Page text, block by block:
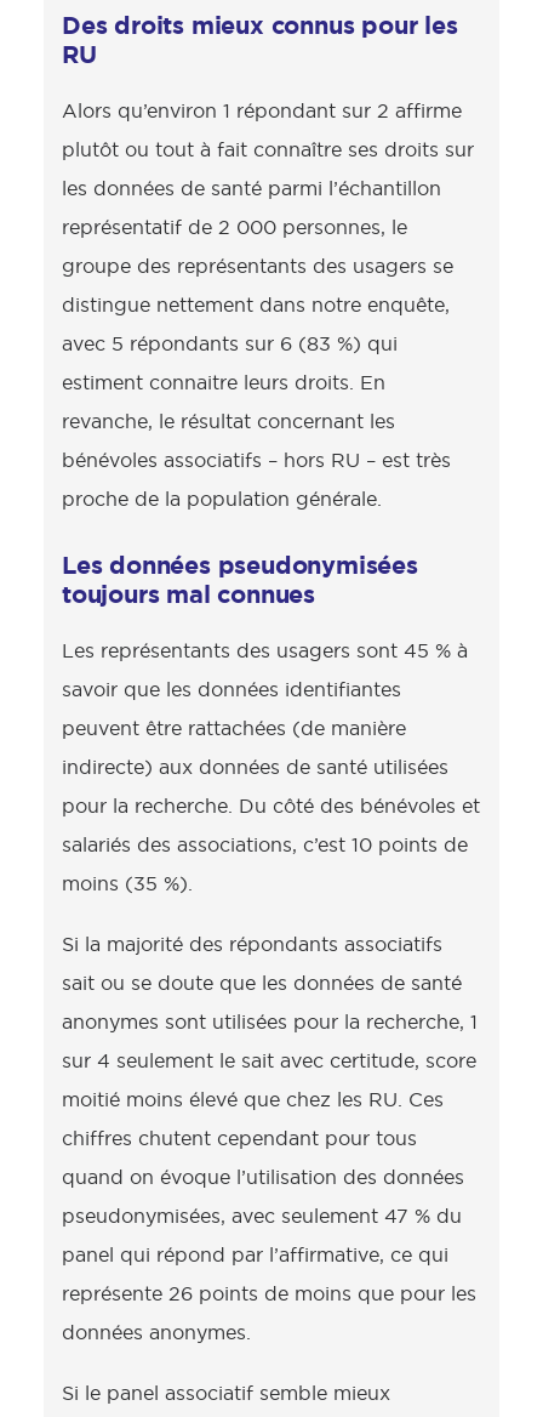
Des droits mieux connus pour les
RU
Alors qu’environ 1 répondant sur 2 affirme
plutôt ou tout à fait connaître ses droits sur
les données de santé parmi l’échantillon
représentatif de 2 000 personnes, le
groupe des représentants des usagers se
distingue nettement dans notre enquête,
avec 5 répondants sur 6 (83 %) qui
estiment connaitre leurs droits. En
revanche, le résultat concernant les
bénévoles associatifs – hors RU – est très
proche de la population générale.
Les données pseudonymisées
toujours mal connues
Les représentants des usagers sont 45 % à
savoir que les données identifiantes
peuvent être rattachées (de manière
indirecte) aux données de santé utilisées
pour la recherche. Du côté des bénévoles et
salariés des associations, c’est 10 points de
moins (35 %).
Si la majorité des répondants associatifs
sait ou se doute que les données de santé
anonymes sont utilisées pour la recherche, 1
sur 4 seulement le sait avec certitude, score
moitié moins élevé que chez les RU. Ces
chiffres chutent cependant pour tous
quand on évoque l’utilisation des données
pseudonymisées, avec seulement 47 % du
panel qui répond par l’affirmative, ce qui
représente 26 points de moins que pour les
données anonymes.
Si le panel associatif semble mieux